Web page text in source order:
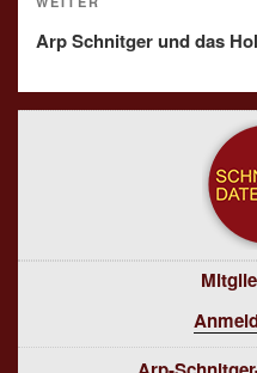
Nächster
Beitrag
Arp Schnitger und das